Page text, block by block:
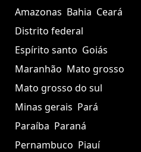
Amazonas Bahia Ceará
Distrito federal
Espírito santo Goiás
Maranhão Mato grosso
Mato grosso do sul
Minas gerais Pará
Paraíba Paraná
Pernambuco Piauí